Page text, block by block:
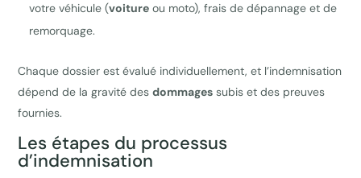
votre véhicule (voiture ou moto), frais de dépannage et de
remorquage.
Chaque dossier est évalué individuellement, et l’indemnisation
dépend de la gravité desdommages subis et des preuves
fournies.
Les étapes du processus
d’indemnisation